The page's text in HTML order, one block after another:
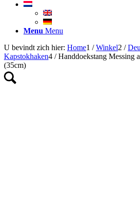
Menu Menu
U bevindt zich hier: Home1 / Winkel2 /
Kapstokhaken4 / Handdoekstang Messing
(35cm)